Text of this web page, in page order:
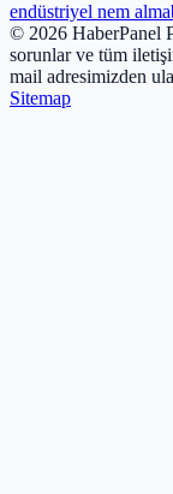
endüstriyel nem alma
© 2026 HaberPanel
sorunlar ve tüm
mail adresimizden
Sitemap